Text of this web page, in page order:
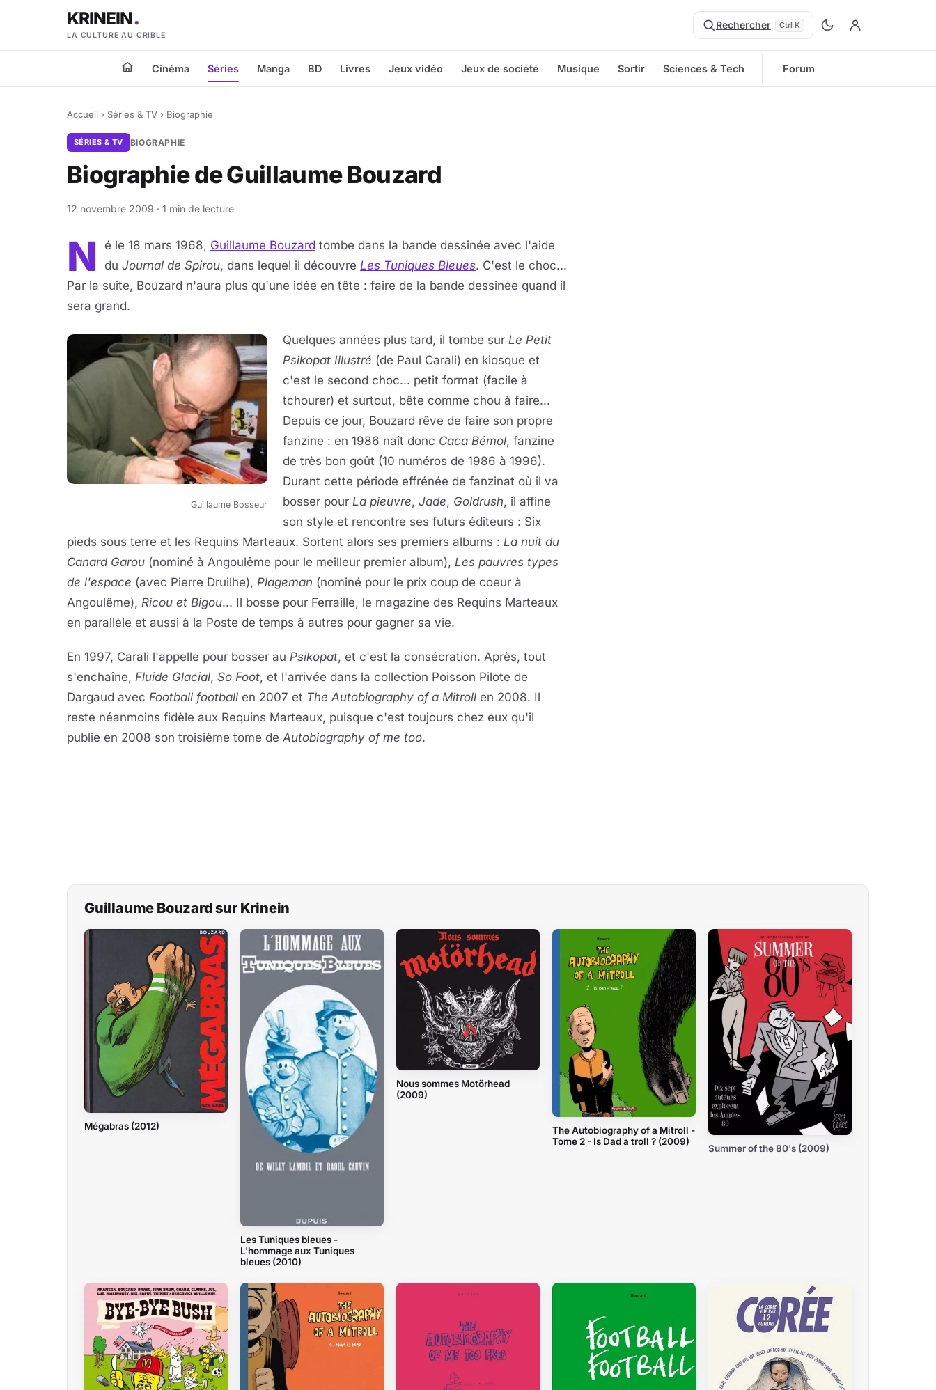
KRINEIN
LA CULTURE AU CRIBLE
Rechercher Ctrl K
Cinéma Séries Manga BD Livres Jeux vidéo Jeux de société Musique Sortir Sciences & Tech Forum
Accueil › Séries & TV › Biographie
SÉRIES & TV BIOGRAPHIE
Biographie de Guillaume Bouzard
12 novembre 2009 · 1 min de lecture
N é le 18 mars 1968, Guillaume Bouzard tombe dans la bande dessinée avec l'aide
du Journal de Spirou, dans lequel il découvre Les Tuniques Bleues. C'est le choc...
Par la suite, Bouzard n'aura plus qu'une idée en tête : faire de la bande dessinée quand il
sera grand.
Guillaume Bosseur
Quelques années plus tard, il tombe sur Le Petit
Psikopat Illustré (de Paul Carali) en kiosque et
c'est le second choc... petit format (facile à
tchourer) et surtout, bête comme chou à faire...
Depuis ce jour, Bouzard rêve de faire son propre
fanzine : en 1986 naît donc Caca Bémol, fanzine
de très bon goût (10 numéros de 1986 à 1996).
Durant cette période effrénée de fanzinat où il va
bosser pour La pieuvre, Jade, Goldrush, il affine
son style et rencontre ses futurs éditeurs : Six
pieds sous terre et les Requins Marteaux. Sortent alors ses premiers albums : La nuit du
Canard Garou (nominé à Angoulême pour le meilleur premier album), Les pauvres types
de l'espace (avec Pierre Druilhe), Plageman (nominé pour le prix coup de coeur à
Angoulême), Ricou et Bigou... Il bosse pour Ferraille, le magazine des Requins Marteaux
en parallèle et aussi à la Poste de temps à autres pour gagner sa vie.
En 1997, Carali l'appelle pour bosser au Psikopat, et c'est la consécration. Après, tout
s'enchaîne, Fluide Glacial, So Foot, et l'arrivée dans la collection Poisson Pilote de
Dargaud avec Football football en 2007 et The Autobiography of a Mitroll en 2008. Il
reste néanmoins fidèle aux Requins Marteaux, puisque c'est toujours chez eux qu'il
publie en 2008 son troisième tome de Autobiography of me too.
Guillaume Bouzard sur Krinein
Mégabras (2012)
Les Tuniques bleues -
L'hommage aux Tuniques
bleues (2010)
Nous sommes Motörhead
(2009)
The Autobiography of a Mitroll -
Tome 2 - Is Dad a troll ? (2009)
Summer of the 80's (2009)